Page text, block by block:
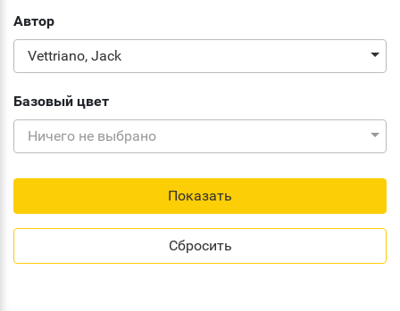
Автор
Vettriano, Jack
Базовый цвет
Ничего не выбрано